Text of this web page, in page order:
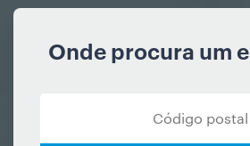
Onde procura um